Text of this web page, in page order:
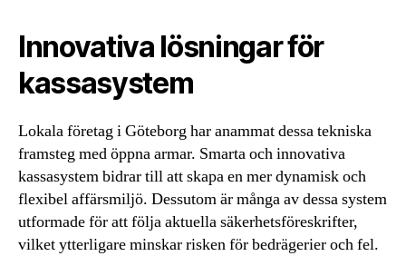
Innovativa lösningar för
kassasystem
Lokala företag i Göteborg har anammat dessa tekniska
framsteg med öppna armar. Smarta och innovativa
kassasystem bidrar till att skapa en mer dynamisk och
flexibel affärsmiljö. Dessutom är många av dessa system
utformade för att följa aktuella säkerhetsföreskrifter,
vilket ytterligare minskar risken för bedrägerier och fel.